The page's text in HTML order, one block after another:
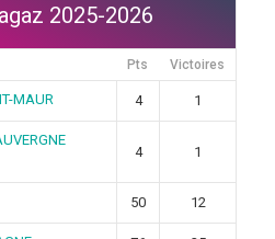
2025-2026
Pts Victoires
MAUR 4 1
4 1
50 12